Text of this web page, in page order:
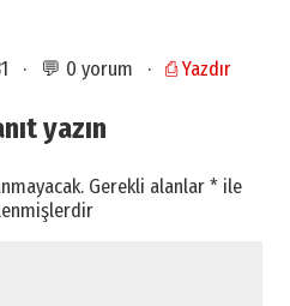
· 💬 0 yorum · ⎙ Yazdır
yazın
Gerekli alanlar* ile